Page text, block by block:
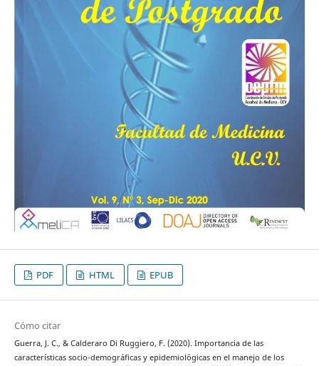
PDF HTML EPUB
Cómo citar
Guerra, J. C., & Calderaro Di Ruggiero, F. (2020). Importancia de las
características socio-demográficas y epidemiológicas en el manejo de los